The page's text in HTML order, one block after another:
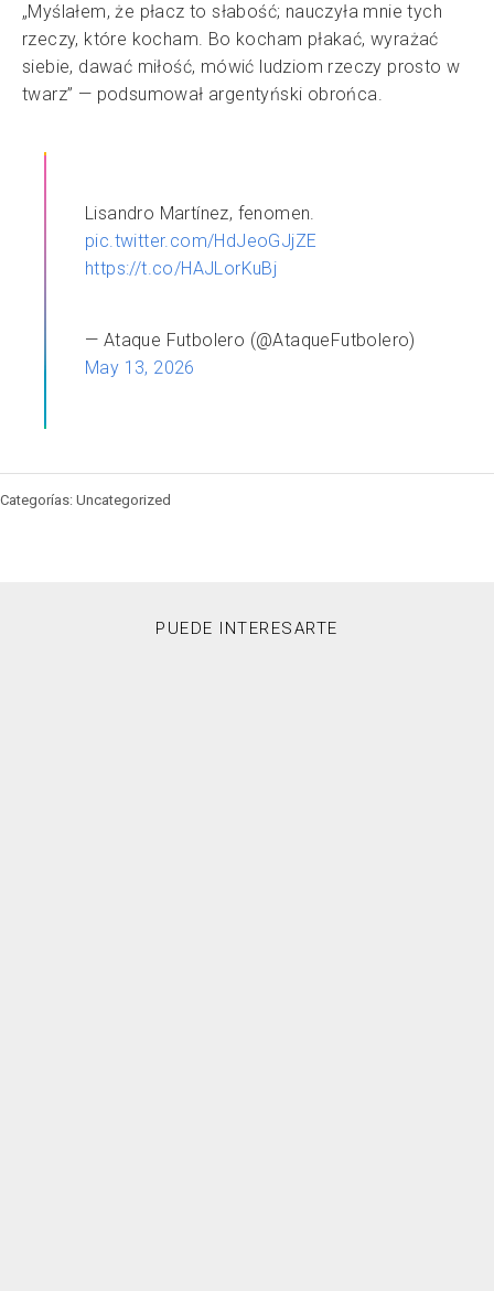
„Myślałem, że płacz to słabość; nauczyła mnie tych
rzeczy, które kocham. Bo kocham płakać, wyrażać
siebie, dawać miłość, mówić ludziom rzeczy prosto w
twarz” — podsumował argentyński obrońca.
Lisandro Martínez, fenomen.
pic.twitter.com/HdJeoGJjZE
https://t.co/HAJLorKuBj
— Ataque Futbolero (@AtaqueFutbolero)
May 13, 2026
Categorías: Uncategorized
PUEDE INTERESARTE